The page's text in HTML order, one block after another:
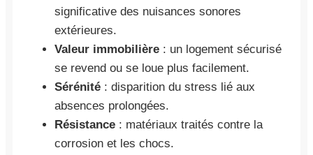
significative des nuisances sonores
extérieures.
Valeur immobilière : un logement sécurisé
se revend ou se loue plus facilement.
Sérénité : disparition du stress lié aux
absences prolongées.
Résistance : matériaux traités contre la
corrosion et les chocs.